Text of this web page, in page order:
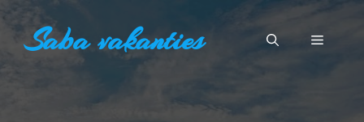
Saba vakanties Menu